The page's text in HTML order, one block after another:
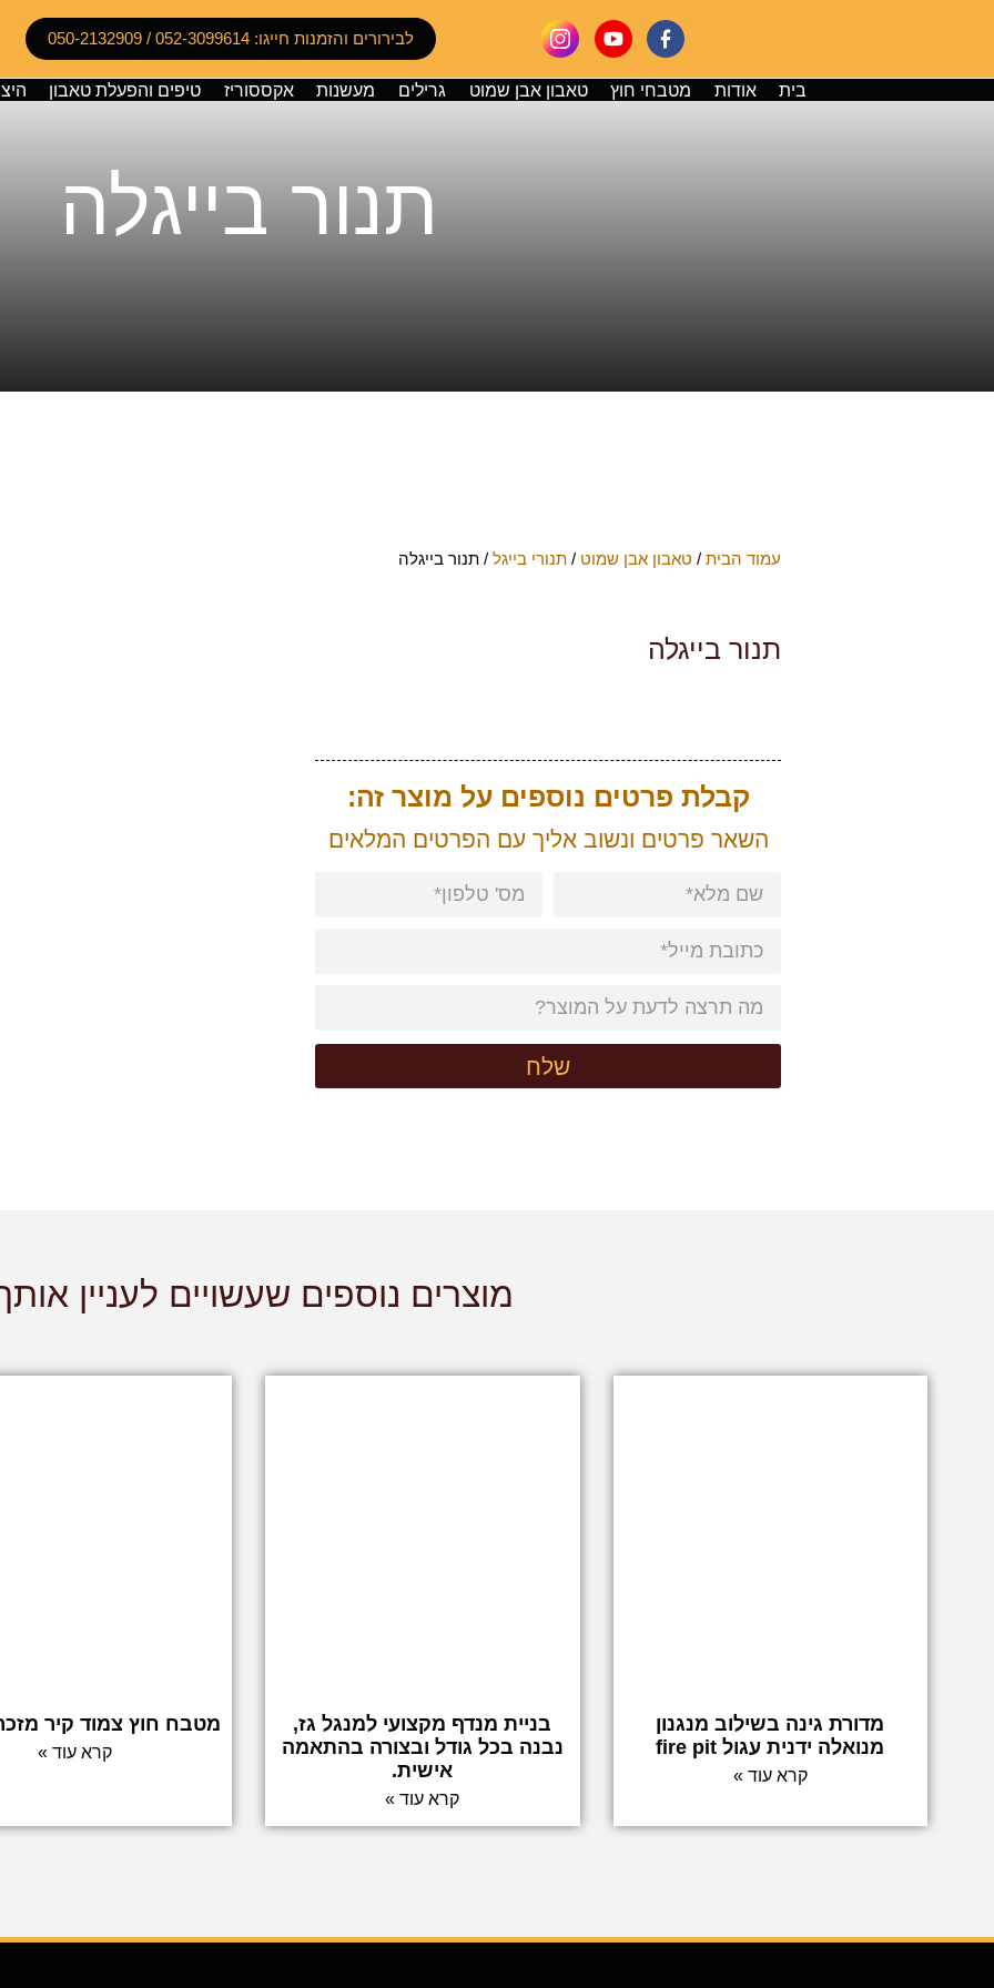
לבירורים והזמנות חייגו: 052-3099614 / 050-2132909
בית אודות מטבחי חוץ טאבון אבן שמוט גרילים מעשנות אקססוריז טיפים והפעלת טאבון
תנור בייגלה
עמוד הבית / טאבון אבן שמוט / תנורי בייגל / תנור בייגלה
תנור בייגלה
קבלת פרטים נוספים על מוצר זה:
השאר פרטים ונשוב אליך עם הפרטים המלאים
שלח
מוצרים נוספים שעשויים לעניין
מדורת גינה בשילוב מנגנון
מנואלה ידנית עגול fire pit
קרא עוד »
בניית מנדף מקצועי למנגל גז,
נבנה בכל גודל ובצורה בהתאמה
אישית.
קרא עוד »
מטבח חוץ צמוד קיר
קרא עוד »